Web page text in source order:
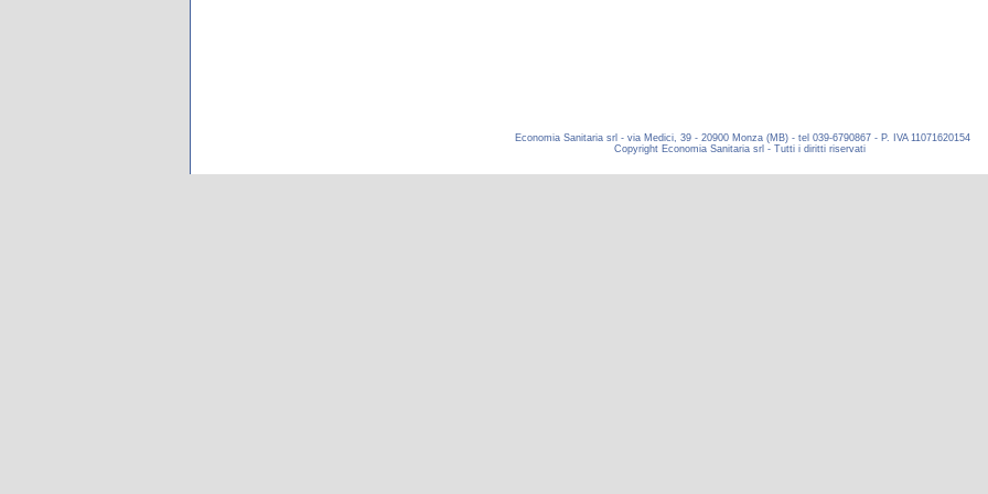
Economia Sanitaria srl - via Medici, 39 - 20900 Monza (MB) - tel 039-6790867 - P. IVA 11071620154
Copyright Economia Sanitaria srl - Tutti i diritti riservati